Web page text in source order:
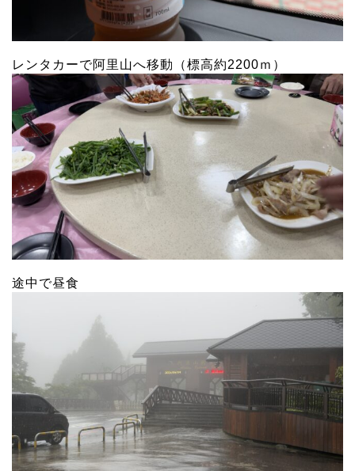
レンタカーで阿里山へ移動（標高約2200ｍ）
途中で昼食